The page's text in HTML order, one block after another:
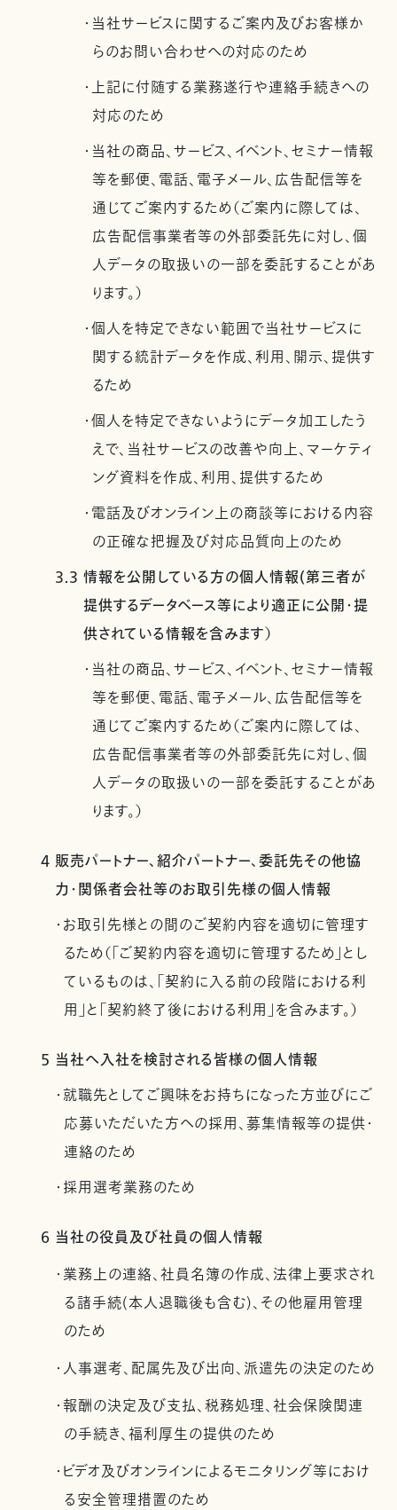
・当社サービスに関するご案内及びお客様か
らのお問い合わせへの対応のため
・上記に付随する業務遂行や連絡手続きへの
対応のため
・当社の商品、サービス、イベント、セミナー情報
等を郵便、電話、電子メール、広告配信等を
通じてご案内するため（ご案内に際しては、
広告配信事業者等の外部委託先に対し、個
人データの取扱いの一部を委託することがあ
ります。）
・個人を特定できない範囲で当社サービスに
関する統計データを作成、利用、開示、提供す
るため
・個人を特定できないようにデータ加工したう
えで、当社サービスの改善や向上、マーケティ
ング資料を作成、利用、提供するため
・電話及びオンライン上の商談等における内容
の正確な把握及び対応品質向上のため
3.3 情報を公開している方の個人情報(第三者が
提供するデータベース等により適正に公開・提
供されている情報を含みます）
・当社の商品、サービス、イベント、セミナー情報
等を郵便、電話、電子メール、広告配信等を
通じてご案内するため（ご案内に際しては、
広告配信事業者等の外部委託先に対し、個
人データの取扱いの一部を委託することがあ
ります。）
4 販売パートナー、紹介パートナー、委託先その他協
力・関係者会社等のお取引先様の個人情報
・お取引先様との間のご契約内容を適切に管理す
るため（「ご契約内容を適切に管理するため」とし
ているものは、「契約に入る前の段階における利
用」と「契約終了後における利用」を含みます。）
5 当社へ入社を検討される皆様の個人情報
・就職先としてご興味をお持ちになった方並びにご
応募いただいた方への採用、募集情報等の提供・
連絡のため
・採用選考業務のため
6 当社の役員及び社員の個人情報
・業務上の連絡、社員名簿の作成、法律上要求され
る諸手続(本人退職後も含む)、その他雇用管理
のため
・人事選考、配属先及び出向、派遣先の決定のため
・報酬の決定及び支払、税務処理、社会保険関連
の手続き、福利厚生の提供のため
・ビデオ及びオンラインによるモニタリング等におけ
る安全管理措置のため